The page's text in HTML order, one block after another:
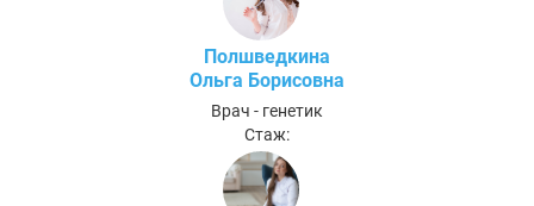
Полшведкина
Ольга Борисовна
Врач - генетик
Стаж: